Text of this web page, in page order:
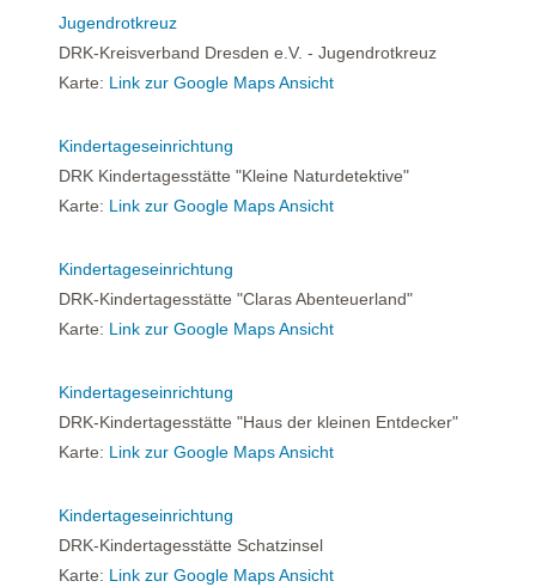
Jugendrotkreuz
DRK-Kreisverband Dresden e.V. - Jugendrotkreuz
Karte: Link zur Google Maps Ansicht
Kindertageseinrichtung
DRK Kindertagesstätte "Kleine Naturdetektive"
Karte: Link zur Google Maps Ansicht
Kindertageseinrichtung
DRK-Kindertagesstätte "Claras Abenteuerland"
Karte: Link zur Google Maps Ansicht
Kindertageseinrichtung
DRK-Kindertagesstätte "Haus der kleinen Entdecker"
Karte: Link zur Google Maps Ansicht
Kindertageseinrichtung
DRK-Kindertagesstätte Schatzinsel
Karte: Link zur Google Maps Ansicht